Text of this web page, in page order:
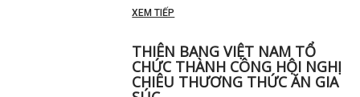
XEM TIẾP
THIÊN BANG VIỆT NAM TỔ
CHỨC THÀNH CÔNG HỘI NGHỊ
CHIÊU THƯƠNG THỨC ĂN GIA